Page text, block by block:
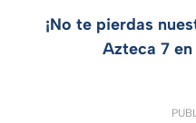
¡No te pierdas
Azteca 7